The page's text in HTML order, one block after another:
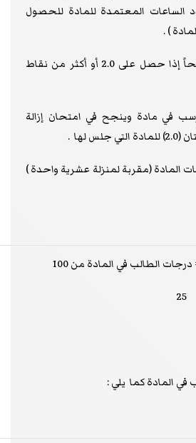
المعتمدة للمادة للحصول
) .
9/6 يعتبر الطالب ناجحاً إذا حصل على 2.0 أو أكثر من نقاط
في مادة وينجح في امتحان إزالة
لها .
المادة (مقربة لمنزلة عشرية واحدة )
الطالب في المادة من 100
في المادة كما يلي :